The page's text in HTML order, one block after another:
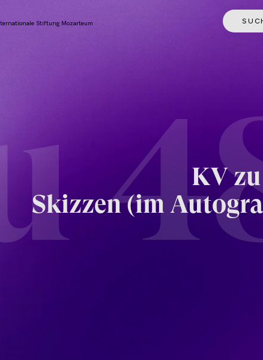
Stiftung Mozarteum
KV
Skizzen (im